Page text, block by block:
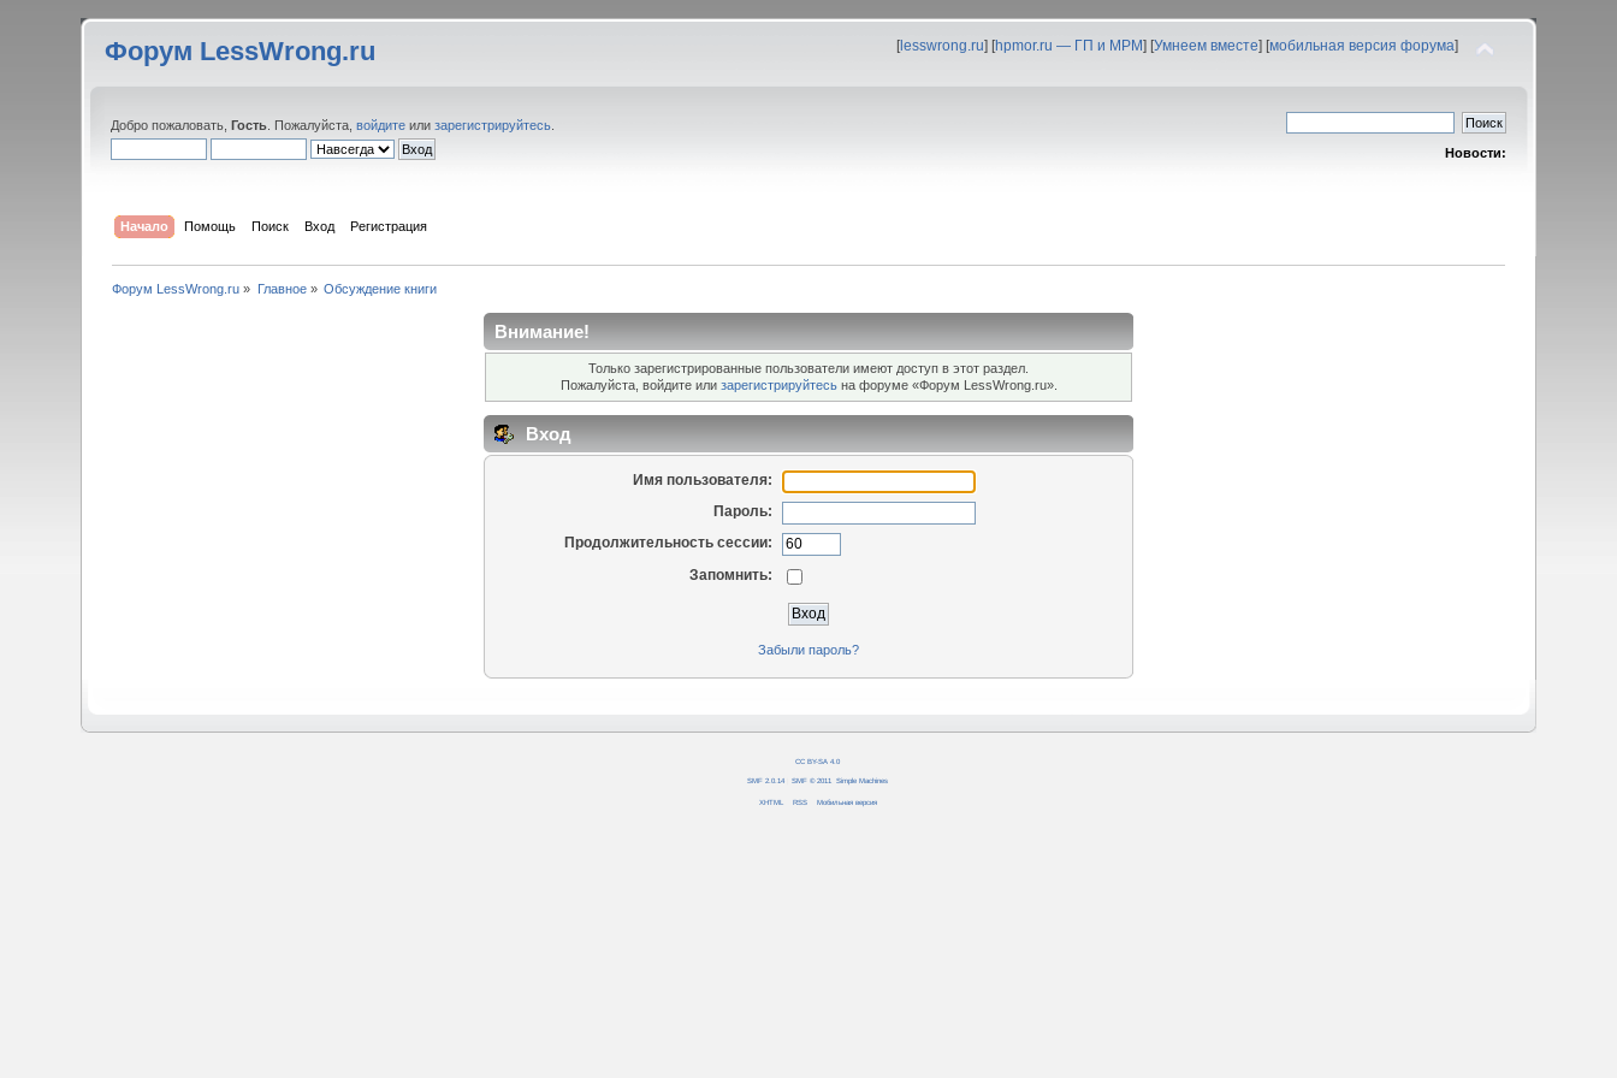
Форум LessWrong.ru [lesswrong.ru] [hpmor.ru — ГП и МРМ] [Умнеем вместе] [мобильная версия форума]
Добро пожаловать,Гость . Пожалуйста,войдите илизарегистрируйтесь
Новости:
Начало Помощь Поиск Вход Регистрация
Форум LessWrong.ru » Главное» Обсуждение книги
Внимание!
Только зарегистрированные пользователи имеют доступ в этот раздел.
Пожалуйста, войдите или зарегистрируйтесьна форуме «Форум LessWrong.ru».
Вход
Имя пользователя:
Пароль:
Продолжительность сессии:
Запомнить:
Забыли пароль?
CC BY-SA 4.0
SMF 2.0.14 SMF © 2011 Simple Machines
XHTML RSS Мобильная версия